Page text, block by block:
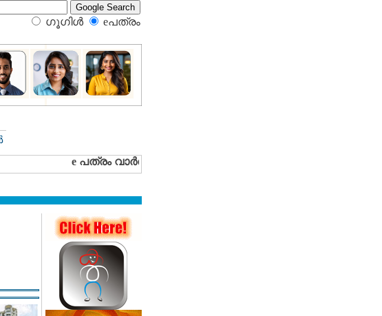
ഗൂഗിള്‍ eപത്രം‍